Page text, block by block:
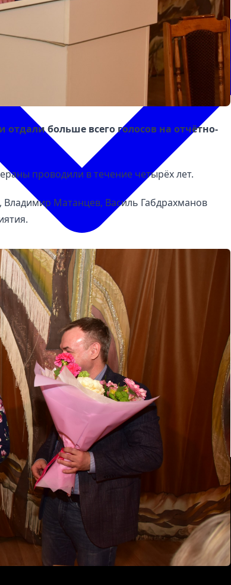
больше всего голосов на отчётно-
проводили в течение четырёх лет.
Матанцев, Василь Габдрахманов